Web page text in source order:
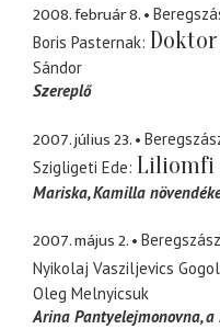
2008. február 8.
Boris Pasternak
Sándor
Szereplő
2007. július 23.
Szigligeti Ede Liliomfi
Mariska Kamilla
2007. május 2.
Nyikolaj Vasziljevics Gogol
Oleg Melnyicsuk
Arina Pantyelejmonovna a